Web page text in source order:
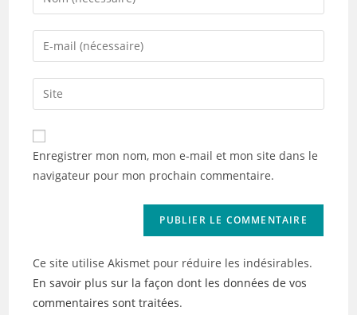
your
name
comment
Enter
your
email
address
comment
Saisir
l’URL
de
votre
(facultatif)
Enregistrer mon nom, mon e-mail et mon site dans le
navigateur pour mon prochain commentaire.
Ce site utilise Akismet pour réduire les indésirables.
En savoir plus sur la façon dont les données de vos
commentaires sont traitées.